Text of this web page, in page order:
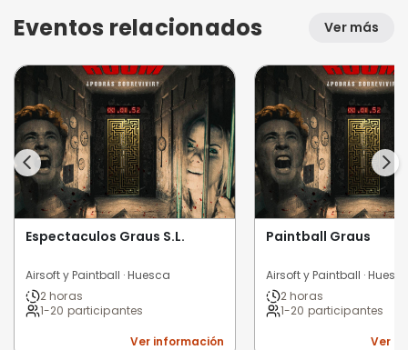
Eventos relacionados Ver más
Espectaculos Graus S.L.
Airsoft y Paintball · Huesca
2 horas
1-20 participantes
Ver información
Paintball Graus
Airsoft y Paintball ·
2 horas
1-20 participantes
Ver